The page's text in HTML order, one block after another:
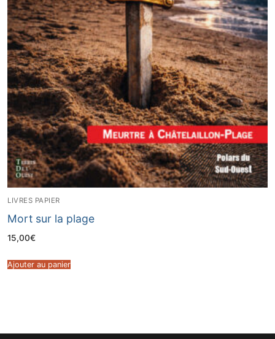
LIVRES PAPIER
Mort sur la plage
15,00€
Ajouter au panier